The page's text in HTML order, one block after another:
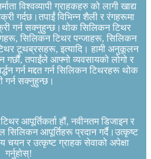
विश्वव्यापी ग्राहकहरु को लागी खाद्य
गर्दछ।तपाईं विभिन्न शैली र रंगहरूमा
गर्न सक्नुहुन्छ।थोक सिलिकन टिथर
सिलिकन टिथर पन्जाहरू, सिलिकन
टूथब्रसहरू, इत्यादि। हामी अनुकूलन
तपाईंले आफ्नो व्यवसायको लोगो र
गर्न मद्दत गर्न सिलिकन टिथरहरू थोक
गर्न सक्नुहुन्छ।
आपूर्तिकर्ता हौं, नवीनतम डिजाइन र
आपूर्तिहरू प्रदान गर्दै।उत्कृष्ट
र उत्कृष्ट ग्राहक सेवाको अपेक्षा
गर्नुहोस्!